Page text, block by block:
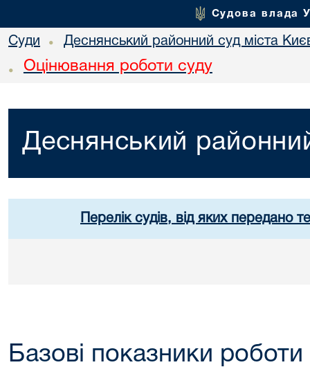
Судова влада
Суди • Деснянський районний суд міста
• Оцінювання роботи суду
Деснянський
Перелік судів, від яких передано
Базові показники